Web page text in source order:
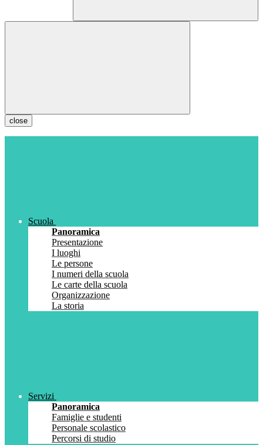
close
Scuola
Panoramica
Presentazione
I luoghi
Le persone
I numeri della scuola
Le carte della scuola
Organizzazione
La storia
Servizi
Panoramica
Famiglie e studenti
Personale scolastico
Percorsi di studio